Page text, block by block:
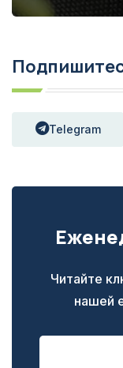
Telegram
Читайте
нашей